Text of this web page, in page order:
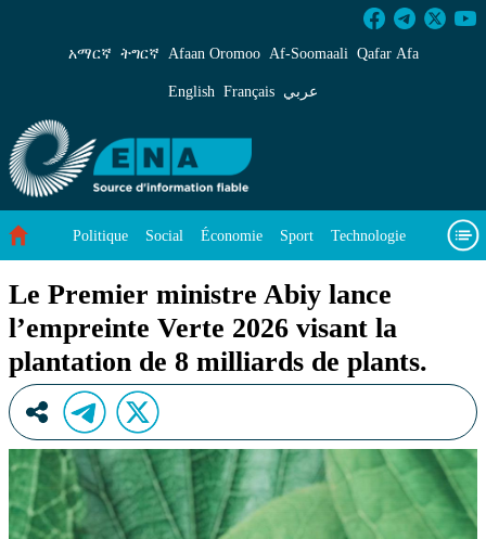
Le Premier ministre Abiy lance l’empreinte
አማርኛ ትግርኛ Afaan Oromoo Af‑Soomaali Qafar Afa
English Français عربي
Politique Social Économie Sport Technologie
Le Premier ministre Abiy lance
l’empreinte Verte 2026 visant la
plantation de 8 milliards de plants.